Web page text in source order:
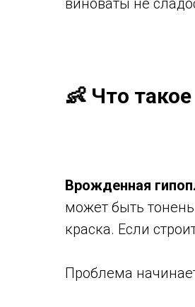
👶 Что
Врожденная
может быть
краска. Если
Проблема